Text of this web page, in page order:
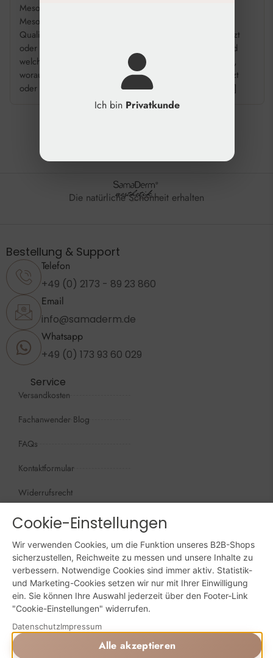
Mesotherapie Fortbildung: Ihre Qualifikation zählt Wer
Mesotherapie anbieten möchte, braucht die richtige
Qualifikation. Nicht nur fachlich – auch rechtlich. Als Arzt
oder Heilpraktiker müssen Sie wissen, was erlaubt ist und
welche Anforderungen tatsächlich gelten. Hier lesen Sie,
worauf es ankommt. Führen Sie Mesotherapie nur als Arzt
oder Heilpraktiker durch, da es sich um eine invasive […]
Die natürliche Schönheit erhalten
Bestellung & Support
Telefon
+49 (0) 2173 - 89 23 860
Email
info@samaderm.de
Whatsapp
+49 (0) 173 93 60 029
Service
Versandkosten
Fachanwender Blog
FAQs
Kontaktformular
Widerrufsrecht
Öffnungszeiten
Wir sind persönlich, für Sie da:
Mo - Do: 09:00 - 16:00 Uhr
Fr: 09:00 - 15:00 Uhr
Sa + So: geschlossen
Online bestellen: 24/7
Ich bin Privatkunde
Cookie-Einstellungen
Wir verwenden Cookies, um die Funktion unseres B2B-Shops
sicherzustellen, Reichweite zu messen und unsere Inhalte zu
verbessern. Notwendige Cookies sind immer aktiv. Statistik-
und Marketing-Cookies setzen wir nur mit Ihrer Einwilligung
ein. Sie können Ihre Auswahl jederzeit über den Footer-Link
"Cookie-Einstellungen" widerrufen.
DatenschutzImpressum
Alle akzeptieren